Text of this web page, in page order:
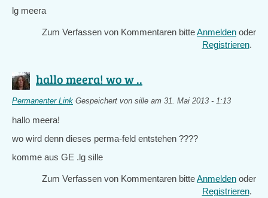
lg meera
Zum Verfassen von Kommentaren bitteAnmelden oder
Registrieren.
hallo meera! wo w ..
Permanenter Link Gespeichert von sille am 31. Mai 2013 - 1:13
hallo meera!
wo wird denn dieses perma-feld entstehen ????
komme aus GE .lg sille
Zum Verfassen von Kommentaren bitteAnmelden oder
Registrieren.